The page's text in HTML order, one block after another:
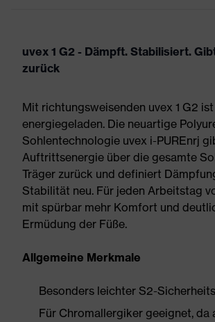
uvex 1 G2 - Dämpft. Stabilisiert.
zurück
Mit richtungsweisenden uvex 1 G2
energiegeladen. Die neuartige
Sohlentechnologie uvex i-PUREnrj
Auftrittsenergie über die gesamte
Träger zurück und definiert
Stabilität neu. Für jeden Arbeitstag
mit spürbar mehr Komfort und
Ermüdung der Füße.
Allgemeine Merkmale
Besonders leichter S2-
Für Chromallergiker geeignet, da